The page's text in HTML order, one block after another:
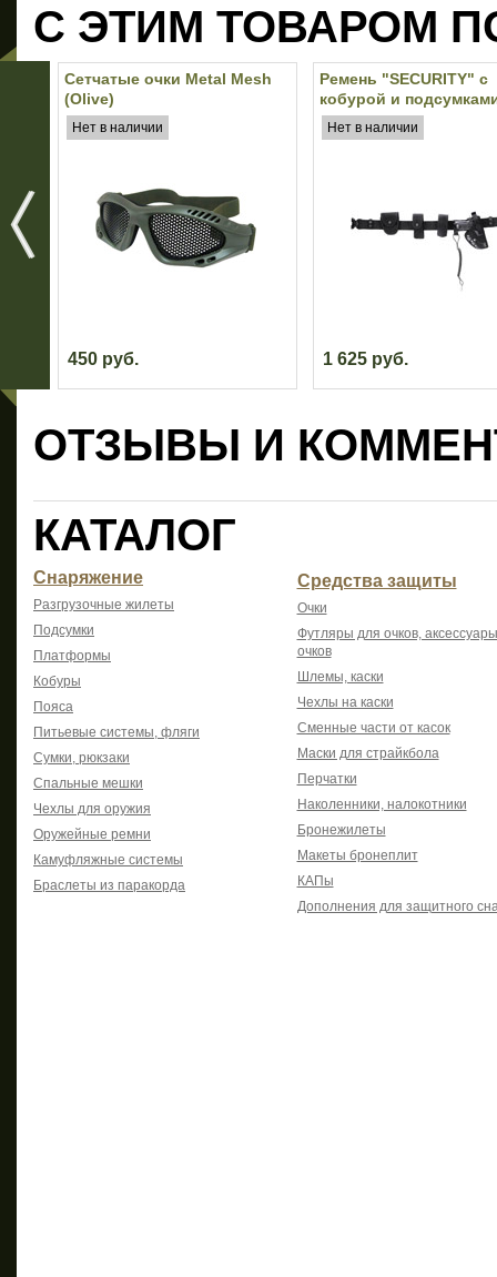
С ЭТИМ ТОВАРОМ
Сетчатые очки Metal Mesh
(Olive)
Нет в наличии
450 руб.
Ремень "SECURITY" с
кобурой и
(Black)
Нет в наличии
1 625 руб.
ОТЗЫВЫ И
КАТАЛОГ
Снаряжение
Разгрузочные жилеты
Подсумки
Платформы
Кобуры
Пояса
Питьевые системы, фляги
Сумки, рюкзаки
Спальные мешки
Чехлы для оружия
Оружейные ремни
Камуфляжные системы
Браслеты из паракорда
Средства защиты
Очки
Футляры для очков,
очков
Шлемы, каски
Чехлы на каски
Сменные части от касок
Маски для страйкбола
Перчатки
Наколенники, налокотники
Бронежилеты
Макеты бронеплит
КАПы
Дополнения для защитного